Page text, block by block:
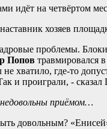
идёт на четвёртом
хозяев
проблемы.
Попов травмировался
хватило, где-то
и проиграли, - сказал
приёмом…
довольным?